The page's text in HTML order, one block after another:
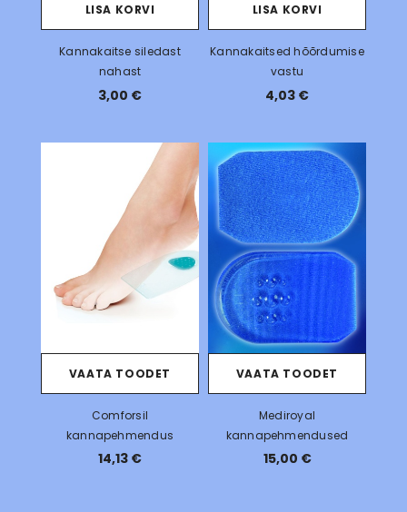
LISA KORVI
Kannakaitse siledast
nahast
3,00 €
LISA KORVI
Kannakaitsed hõõrdumise
vastu
4,03 €
VAATA TOODET
Comforsil
kannapehmendus
14,13 €
VAATA TOODET
Mediroyal
kannapehmendused
15,00 €